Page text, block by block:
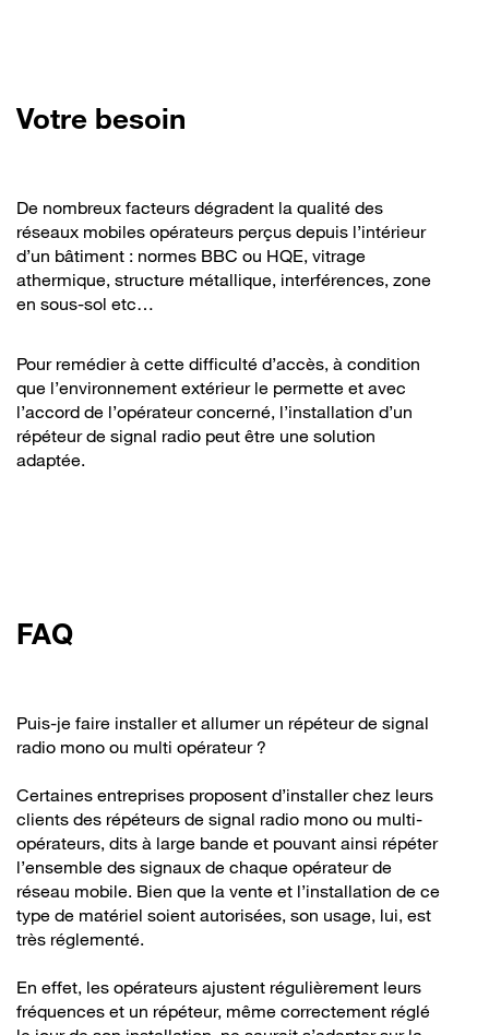
Votre besoin
De nombreux facteurs dégradent la qualité des
réseaux mobiles opérateurs perçus depuis l’intérieur
d’un bâtiment : normes BBC ou HQE, vitrage
athermique, structure métallique, interférences, zone
en sous-sol etc…
Pour remédier à cette difficulté d’accès, à condition
que l’environnement extérieur le permette et avec
l’accord de l’opérateur concerné, l’installation d’un
répéteur de signal radio peut être une solution
adaptée.
FAQ
Puis-je faire installer et allumer un répéteur de signal
radio mono ou multi opérateur ?
Certaines entreprises proposent d’installer chez leurs
clients des répéteurs de signal radio mono ou multi-
opérateurs, dits à large bande et pouvant ainsi répéter
l’ensemble des signaux de chaque opérateur de
réseau mobile. Bien que la vente et l’installation de ce
type de matériel soient autorisées, son usage, lui, est
très réglementé.
En effet, les opérateurs ajustent régulièrement leurs
fréquences et un répéteur, même correctement réglé